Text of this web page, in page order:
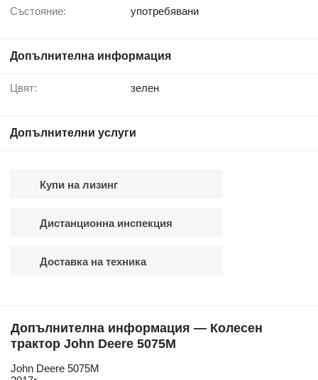
Състояние: употребявани
Допълнителна информация
Цвят: зелен
Допълнителни услуги
Купи на лизинг
Дистанционна инспекция
Доставка на техника
Допълнителна информация — Колесен
трактор John Deere 5075M
John Deere 5075M